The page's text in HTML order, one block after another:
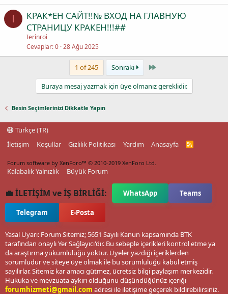
I
КРАК*EН САЙТ!!№ ВХОД НА ГЛАВНУЮ
СТРАНИЦУ КРАКEН!!!##
Ierinroi
Cevaplar 0 28 Ağu 2025
1 of 245 Sonraki Last
Buraya mesaj yazmak için üye olmanız gereklidir.
Besin Seçimlerinizi Dikkatle Yapın
Türkçe (TR)
İletişim
Koşullar Gizlilik Politikası Yardım Anasayfa
R
Forum software by XenForo™ © 2010-2019 XenForo Ltd.
Kalabalık Yalnızlık Büyük Forum
💼 İLETİŞİM ve İŞ BİRLİĞİ: WhatsApp Teams
Telegram E-Posta
Yasal Uyarı: Forum Sitemiz; 5651 Sayılı Kanun kapsamında BTK
tarafından onaylı Yer Sağlayıcı'dır. Bu sebeple içerikleri kontrol etme ya
da araştırma yükümlülüğü yoktur. Üyeler yazdığı içeriklerden
sorumludur ve siteye üye olmak ile bu sorumluluğu kabul etmiş
sayılırlar. Sitemiz kar amacı gütmez, ücretsiz bilgi paylaşım merkezidir.
Hukuka ve mevzuata aykırı olduğunu düşündüğünüz içeriği
forumhizmeti@gmail.com adresi ile iletişime geçerek bildirebilirsiniz.